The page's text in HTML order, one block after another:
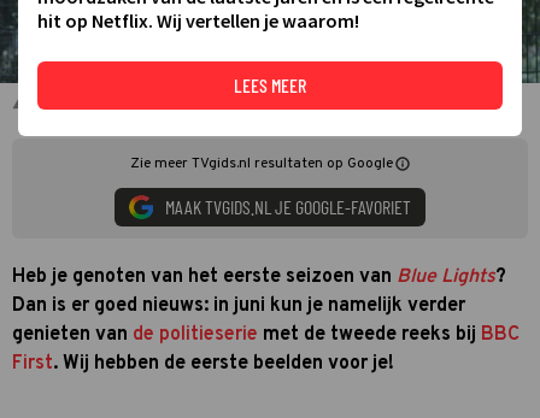
Blue Lights
Zie meer TVgids.nl resultaten op Google
MAAK TVGIDS.NL JE GOOGLE-FAVORIET
Heb je genoten van het eerste seizoen van Blue Lights?
Dan is er goed nieuws: in juni kun je namelijk verder
genieten van de politieserie met de tweede reeks bij BBC
First. Wij hebben de eerste beelden voor je!
hit op Netflix. Wij vertellen je waarom!
LEES MEER